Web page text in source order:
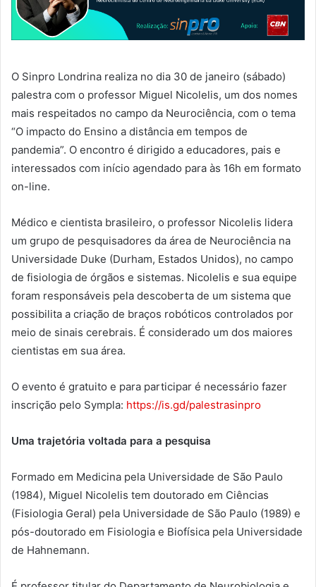
O Sinpro Londrina realiza no dia 30 de janeiro (sábado)
palestra com o professor Miguel Nicolelis, um dos nomes
mais respeitados no campo da Neurociência, com o tema
“O impacto do Ensino a distância em tempos de
pandemia”. O encontro é dirigido a educadores, pais e
interessados com início agendado para às 16h em formato
on-line.
Médico e cientista brasileiro, o professor Nicolelis lidera
um grupo de pesquisadores da área de Neurociência na
Universidade Duke (Durham, Estados Unidos), no campo
de fisiologia de órgãos e sistemas. Nicolelis e sua equipe
foram responsáveis pela descoberta de um sistema que
possibilita a criação de braços robóticos controlados por
meio de sinais cerebrais. É considerado um dos maiores
cientistas em sua área.
O evento é gratuito e para participar é necessário fazer
inscrição pelo Sympla: https://is.gd/palestrasinpro
Uma trajetória voltada para a pesquisa
Formado em Medicina pela Universidade de São Paulo
(1984), Miguel Nicolelis tem doutorado em Ciências
(Fisiologia Geral) pela Universidade de São Paulo (1989) e
pós-doutorado em Fisiologia e Biofísica pela Universidade
de Hahnemann.